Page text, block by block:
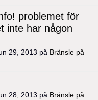
problemet för
inte har någon
29, 2013 på Bränsle på
28, 2013 på Bränsle på